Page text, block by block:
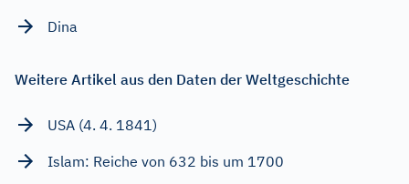
Dina
Weitere Artikel aus den Daten der Weltgeschichte
USA (4. 4. 1841)
Islam: Reiche von 632 bis um 1700